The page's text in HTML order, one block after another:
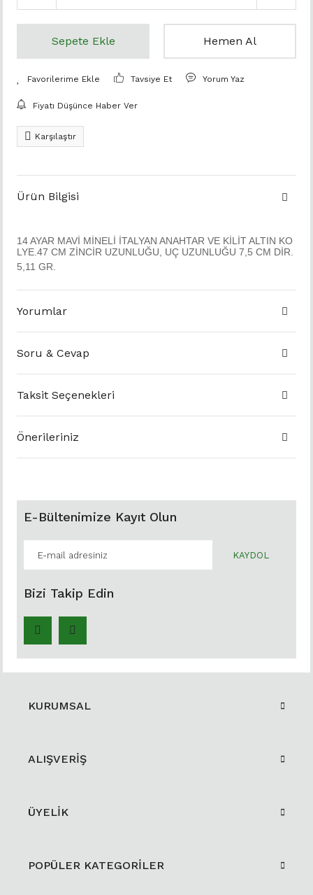
Sepete Ekle Hemen Al
Tavsiye Et Yorum Yaz
Fiyatı Düşünce Haber Ver
Karşılaştır
Ürün Bilgisi
14 AYAR MAVİ MİNELİ İTALYAN ANAHTAR VE KİLİT ALTIN KO
LYE.47 CM ZİNCİR UZUNLUĞU, UÇ UZUNLUĞU 7,5 CM DİR.
5,11 GR.
Yorumlar
Soru & Cevap
Taksit Seçenekleri
Önerileriniz
E-Bültenimize Kayıt Olun
KAYDOL
Bizi Takip Edin
KURUMSAL
ALIŞVERİŞ
ÜYELİK
POPÜLER KATEGORİLER